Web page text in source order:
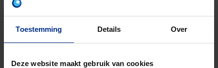
Toestemming Details Over
Deze website maakt gebruik van cookies
DOWNLOADS